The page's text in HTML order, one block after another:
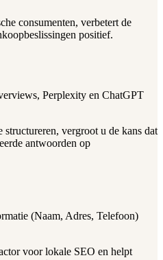
consumenten, verbetert de
positief.
Perplexity en ChatGPT
vergroot u de kans dat
antwoorden op
(Naam, Adres, Telefoon)
voor lokale SEO en helpt